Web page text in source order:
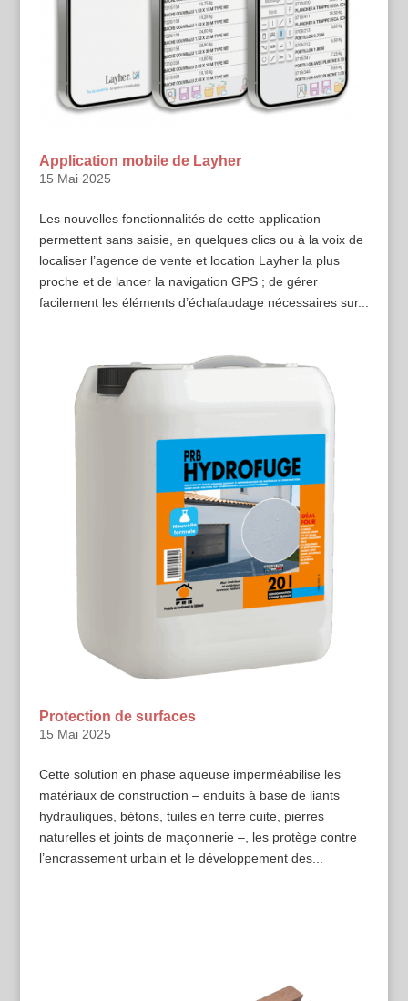
Application mobile de Layher
15 Mai 2025
Les nouvelles fonctionnalités de cette application
permettent sans saisie, en quelques clics ou à la voix de
localiser l’agence de vente et location Layher la plus
proche et de lancer la navigation GPS ; de gérer
facilement les éléments d’échafaudage nécessaires sur...
Protection de surfaces
15 Mai 2025
Cette solution en phase aqueuse imperméabilise les
matériaux de construction – enduits à base de liants
hydrauliques, bétons, tuiles en terre cuite, pierres
naturelles et joints de maçonnerie –, les protège contre
l’encrassement urbain et le développement des...